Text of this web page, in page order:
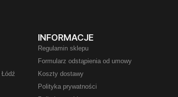
INFORMACJE
Regulamin sklepu
Formularz odstąpienia od umowy
Koszty dostawy
Polityka prywatności